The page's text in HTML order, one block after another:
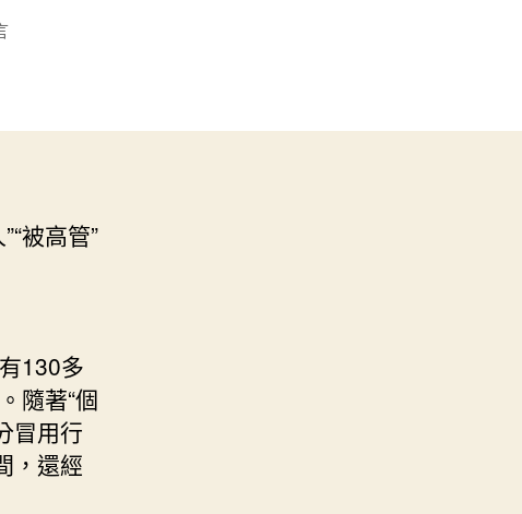
被高管”
130多
隨著“個
冒用行
，還經